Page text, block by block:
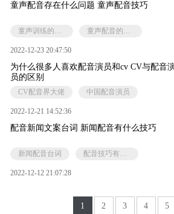
童声配音存在什么问题 童声配音技巧
童声训练的方法与技巧 童声配音的特点有哪些
2022-12-23 20:47:50
为什么很多人喜欢配音演员和cv CV与配音演
员的区别
CV配音界大佬 中国配音演员
2022-12-21 14:52:36
配音新闻文案台词 新闻配音有什么技巧
新闻配音台词
2022-12-12 21:07:28
1 2 3 4 5